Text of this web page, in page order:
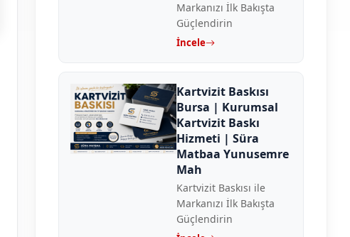
Markanızı İlk Bakışta
Güçlendirin
İncele
Kartvizit Baskısı
Bursa | Kurumsal
Kartvizit Baskı
Hizmeti | Süra
Matbaa Yunusemre
Mah
Kartvizit Baskısı ile
Markanızı İlk Bakışta
Güçlendirin